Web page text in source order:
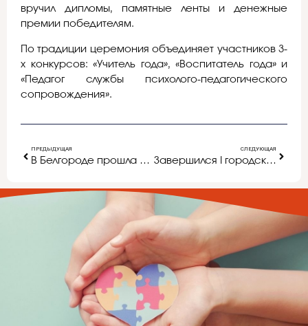
вручил дипломы, памятные ленты и денежные
премии победителям.
По традиции церемония объединяет участников 3-
х конкурсов: «Учитель года», «Воспитатель года» и
«Педагог службы психолого-педагогического
сопровождения».
ПРЕДЫДУЩАЯ
В Белгороде прошла всероссийская онлайн конференция для педагогов образовательных организаций Российской Федерации, реализующих образовательные программы дошкольного образования
СЛЕДУЮЩАЯ
Завершился I городской форум школьников «ФАНТ-2018»